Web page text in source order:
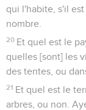
qui l'habite, s'il
nombre.
20 Et quel est le
quelles [sont] les
des tentes, ou
21 Et quel est le
arbres, ou non.